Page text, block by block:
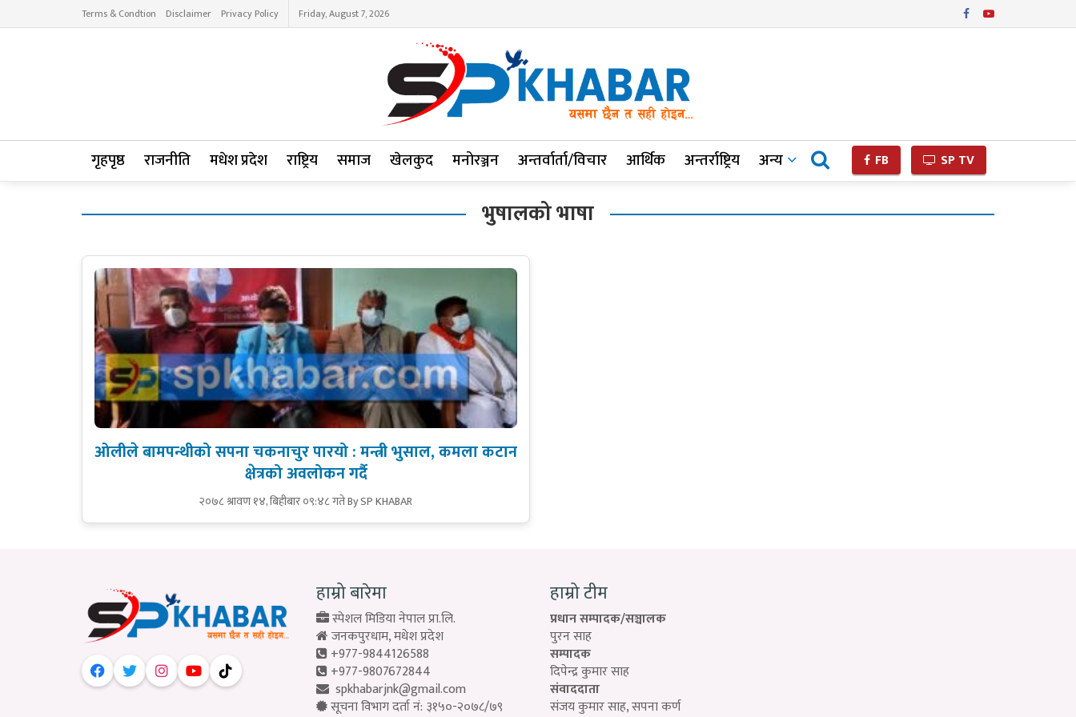
Terms & Condtion Disclaimer Privacy Policy Friday, August 7, 2026
गृहपृष्ठ राजनीति मधेश प्रदेश राष्ट्रिय समाज खेलकुद मनोरञ्जन अन्तर्वार्ता/विचार आर्थिक अन्तर्राष्ट्रिय अन्य FB SP TV
भुषालको भाषा
ओलीले बामपन्थीको सपना चकनाचुर पारयो : मन्त्री भुसाल, कमला कटान
क्षेत्रको अवलोकन गर्दै
२०७८ श्रावण १४, बिहीबार ०९:४८ गतेBy SP KHABAR
हाम्रो बारेमा
स्पेशल मिडिया नेपाल प्रा.लि.
जनकपुरधाम, मधेश प्रदेश
+977-9844126588
+977-9807672844
spkhabarjnk@gmail.com
सूचना विभाग दर्ता नं: ३१५०-२०७८/७९
हाम्रो टीम
प्रधान सम्पादक/सञ्चालक
पुरन साह
सम्पादक
दिपेन्द्र कुमार साह
संवाददाता
संजय कुमार साह, सपना कर्ण